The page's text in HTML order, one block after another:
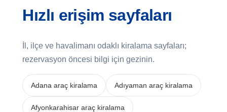
Hızlı erişim sayfaları
İl, ilçe ve havalimanı odaklı kiralama sayfaları;
rezervasyon öncesi bilgi için gezinin.
Adana araç kiralama Adıyaman araç kiralama
Afyonkarahisar araç kiralama